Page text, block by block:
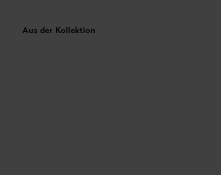
Produktgalerie überspringen
Aus der Kollektion